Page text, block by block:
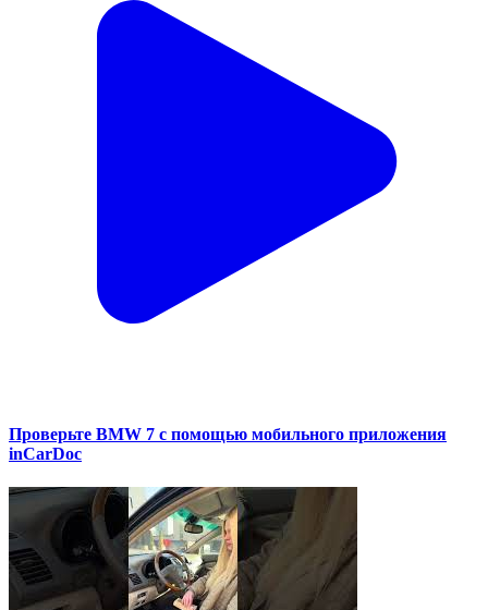
Проверьте BMW 7 с помощью мобильного приложения
inCarDoc